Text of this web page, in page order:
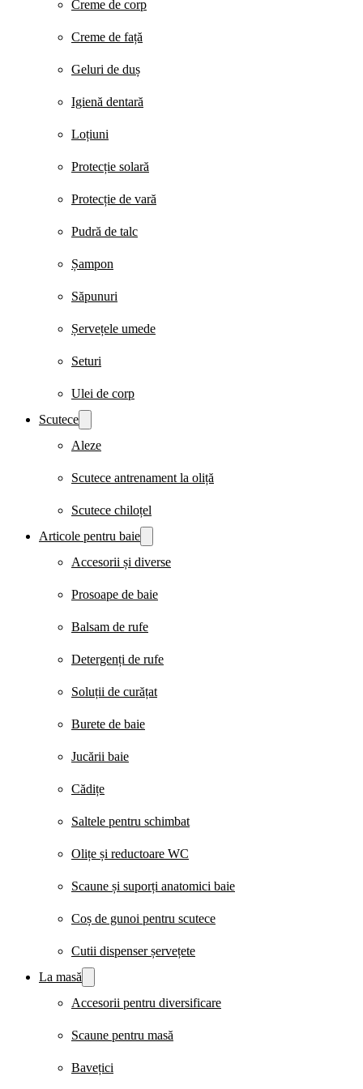
Creme de corp
Creme de față
Geluri de duș
Igienă dentară
Loțiuni
Protecție solară
Protecție de vară
Pudră de talc
Șampon
Săpunuri
Șervețele umede
Seturi
Ulei de corp
Scutece
Aleze
Scutece antrenament la oliță
Scutece chiloțel
Articole pentru baie
Accesorii și diverse
Prosoape de baie
Balsam de rufe
Detergenți de rufe
Soluții de curățat
Burete de baie
Jucării baie
Cădițe
Saltele pentru schimbat
Olițe și reductoare WC
Scaune și suporți anatomici baie
Coș de gunoi pentru scutece
Cutii dispenser șervețete
La masă
Accesorii pentru diversificare
Scaune pentru masă
Bavețici